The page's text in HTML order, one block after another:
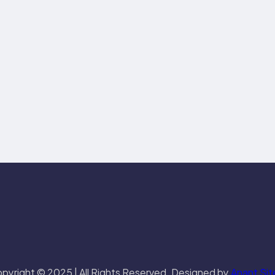
© 2025 | All Rights Reserved. Designed by Anant